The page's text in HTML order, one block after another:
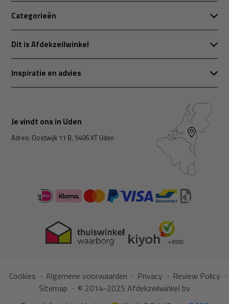
Categorieën
Dit is Afdekzeilwinkel
Inspiratie en advies
Je vindt ons in Uden
Adres: Oostwijk 11 B, 5406 XT Uden
Cookies Algemene voorwaarden Privacy
Review Policy
Sitemap
© 2014-2025 Afdekzeilwinkel bv